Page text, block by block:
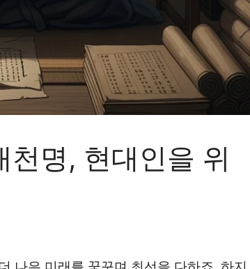
명, 현대인을 위